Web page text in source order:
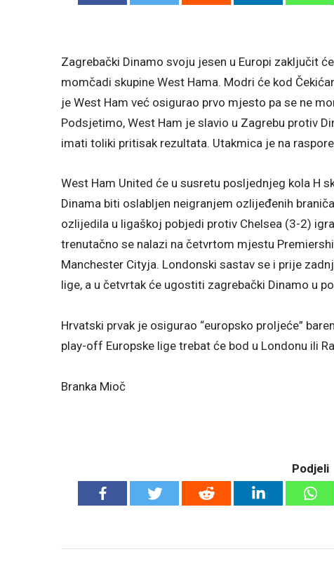
Zagrebački Dinamo svoju jesen u Europi zaključit
momčadi skupine West Hama. Modri će kod
je West Ham već osigurao prvo mjesto pa se ne
Podsjetimo, West Ham je slavio u Zagrebu protiv
imati toliki pritisak rezultata. Utakmica je na
West Ham United će u susretu posljednjeg kola H
Dinama biti oslabljen neigranjem ozlijeđenih braniča
ozlijedila u ligaškoj pobjedi protiv Chelsea (3-2)
trenutačno se nalazi na četvrtom mjestu
Manchester Cityja. Londonski sastav se i prije
lige, a u četvrtak će ugostiti zagrebački Dinamo u
Hrvatski prvak je osigurao “europsko proljeće”
play-off Europske lige trebat će bod u Londonu ili
Branka Mioč
Podjeli